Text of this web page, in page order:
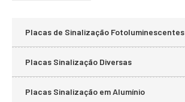
Placas de Sinalização Fotoluminescentes
Placas Sinalização Diversas
Placas Sinalização em Alumínio